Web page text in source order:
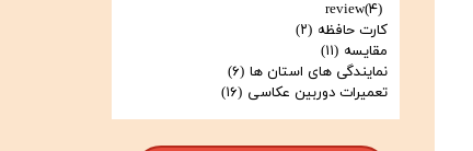
review(۴)
کارت حافظه (۲)
مقایسه (۱۱)
نمایندگی های استان ها (۶)
تعمیرات دوربین عکاسی (۱۶)